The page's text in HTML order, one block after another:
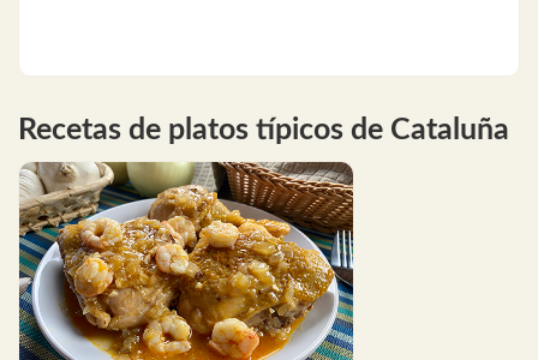
Recetas de platos típicos de Cataluña